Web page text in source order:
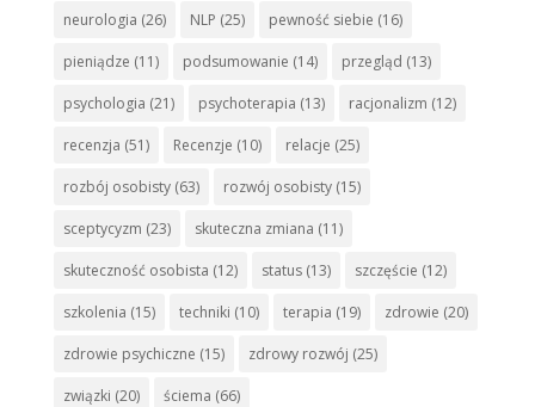
neurologia (26) NLP (25) pewność siebie (16)
pieniądze (11) podsumowanie (14) przegląd (13)
psychologia (21) psychoterapia (13) racjonalizm (12)
recenzja (51) Recenzje (10) relacje (25)
rozbój osobisty(63) rozwój osobisty(15)
sceptycyzm (23) skuteczna zmiana (11)
skuteczność osobista (12) status(13) szczęście (12)
szkolenia (15) techniki (10) terapia (19) zdrowie (20)
zdrowie psychiczne (15) zdrowy rozwój (25)
związki (20) ściema (66)